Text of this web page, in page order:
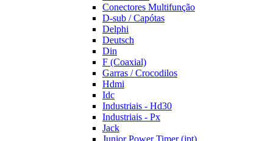
Conectores Multifunção
D-sub / Capótas
Delphi
Deutsch
Din
F (Coaxial)
Garras / Crocodilos
Hdmi
Idc
Industriais - Hd30
Industriais - Px
Jack
Junior Power Timer (jpt)